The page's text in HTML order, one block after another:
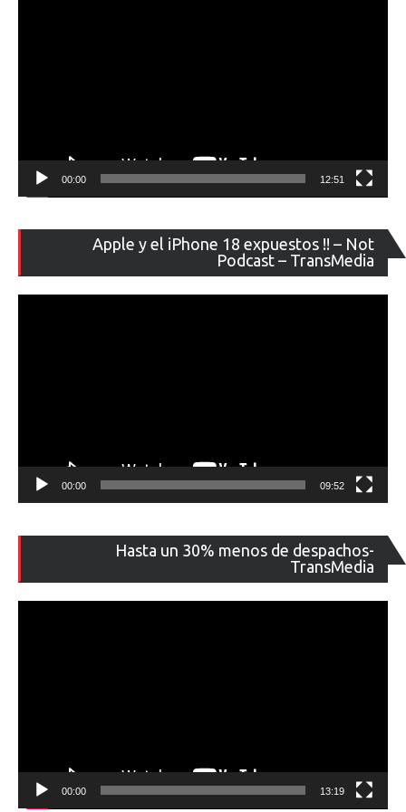
00:00 12:51
Apple y el iPhone 18 expuestos !! – Not
Podcast – TransMedia
de
00:00 09:52
Hasta un 30% menos de despachos-
TransMedia
de
00:00 13:19